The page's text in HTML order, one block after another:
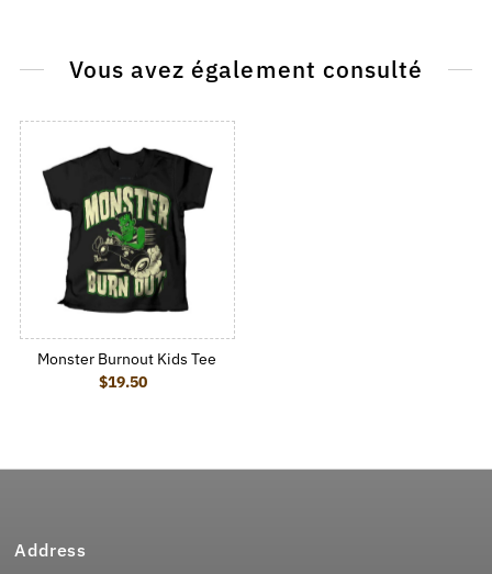
Vous avez également consulté
Monster Burnout Kids Tee
Regular Price
$19.50
Address